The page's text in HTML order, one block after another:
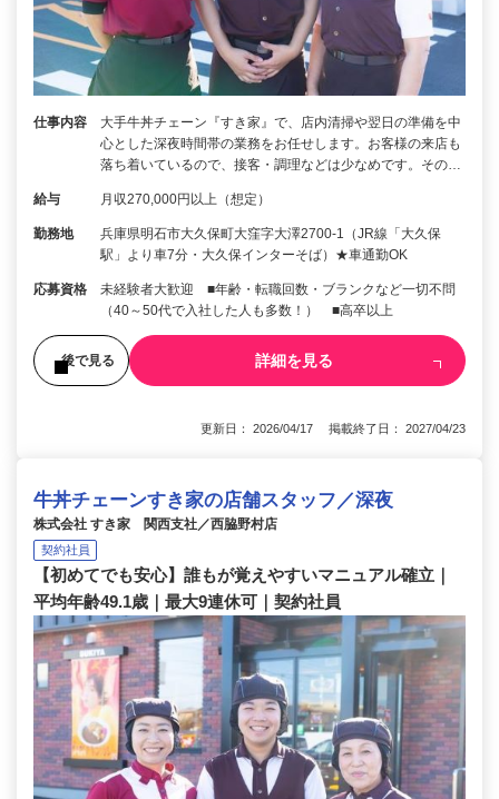
仕事内容
大手牛丼チェーン『すき家』で、店内清掃や翌日の準備を中
心とした深夜時間帯の業務をお任せします。お客様の来店も
落ち着いているので、接客・調理などは少なめです。その…
給与 月収270,000円以上（想定）
勤務地
兵庫県明石市大久保町大窪字大澤2700-1（JR線「大久保
駅」より車7分・大久保インターそば）★車通勤OK
応募資格
未経験者大歓迎 ■年齢・転職回数・ブランクなど一切不問
（40～50代で入社した人も多数！） ■高卒以上
後で見る 詳細を見る
更新日： 2026/04/17 掲載終了日： 2027/04/23
牛丼チェーンすき家の店舗スタッフ／深夜
株式会社 すき家 関西支社／西脇野村店
契約社員
【初めてでも安心】誰もが覚えやすいマニュアル確立｜
平均年齢49.1歳｜最大9連休可｜契約社員